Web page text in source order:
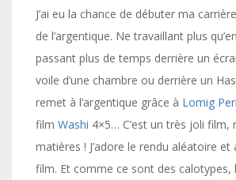
J’ai eu la chance de débuter ma
de l’argentique. Ne travaillant plus
passant plus de temps derrière un
voile d’une chambre ou derrière un
remet à l’argentique grâce à Lomig
film Washi 4×5… C’est un très joli film,
matières ! J’adore le rendu aléatoire et
film. Et comme ce sont des calotypes,